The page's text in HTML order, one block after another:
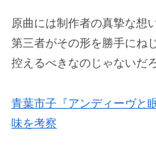
原曲には制作者の真摯な想
第三者がその形を勝手にね
控えるべきなのじゃないだ
青葉市子『アンディーヴと
味を考察